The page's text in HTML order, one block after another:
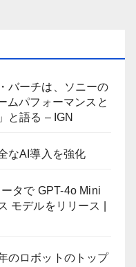
バーチは、ソニーの
ムパフォーマンスと
と語る – IGN
なAI導入を強化
タで GPT-4o Mini
モデルをリリース |
のロボットのトップ